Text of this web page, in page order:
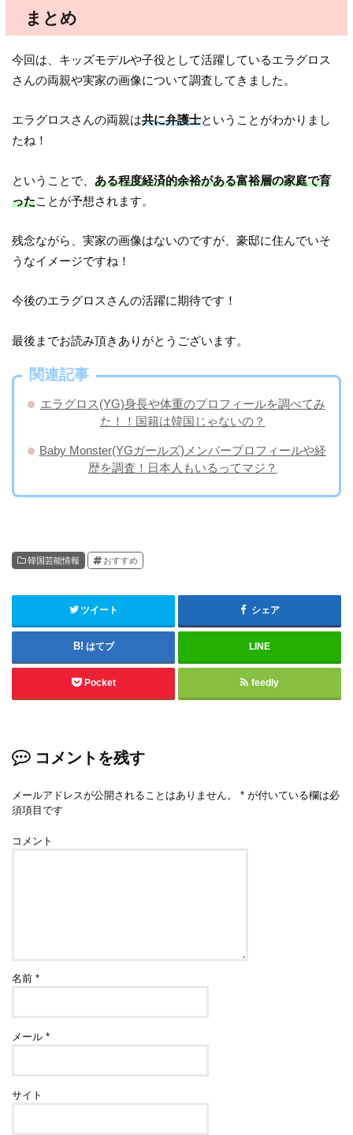
まとめ
今回は、キッズモデルや子役として活躍しているエラグロス
さんの両親や実家の画像について調査してきました。
エラグロスさんの両親は共に弁護士ということがわかりまし
たね！
ということで、ある程度経済的余裕がある富裕層の家庭で育
ったことが予想されます。
残念ながら、実家の画像はないのですが、豪邸に住んでいそ
うなイメージですね！
今後のエラグロスさんの活躍に期待です！
最後までお読み頂きありがとうございます。
関連記事
エラグロス(YG)身長や体重のプロフィールを調べてみ
た！！国籍は韓国じゃないの？
Baby Monster(YGガールズ)メンバープロフィールや経
歴を調査！日本人もいるってマジ？
韓国芸能情報 おすすめ
ツイート シェア
はてブ LINE
Pocket feedly
コメントを残す
メールアドレスが公開されることはありません。 * が付いている欄は必
須項目です
コメント
名前*
メール*
サイト